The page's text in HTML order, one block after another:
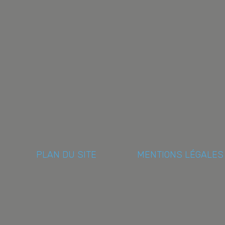
PLAN DU SITE MENTIONS LÉGALES